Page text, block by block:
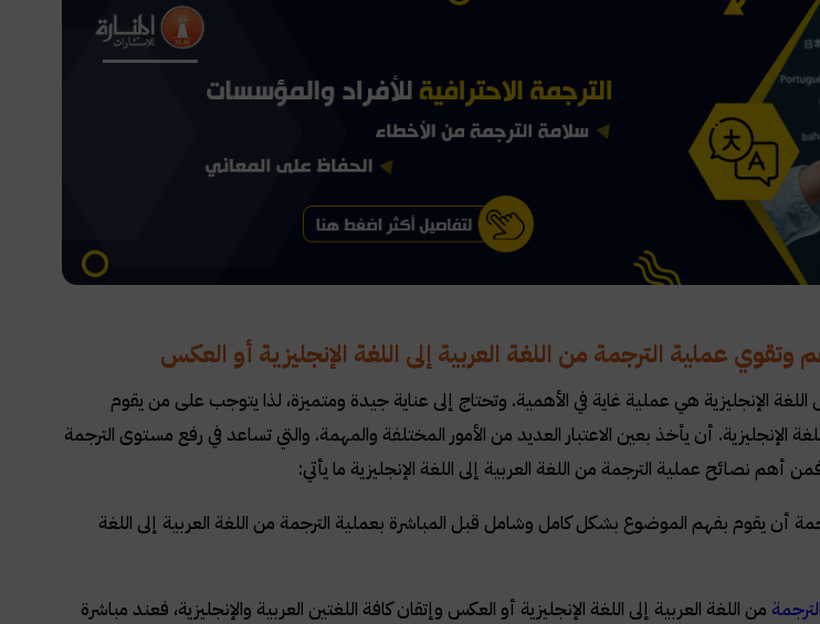
وتقوي عملية الترجمة من اللغة العربية إلى اللغة الإنجليزية أو العكس
اللغة الإنجليزية هي عملية غاية في الأهمية. وتحتاج إلى عناية جيدة ومتميزة، لذا يتوجب على من يقوم
الإنجليزية. أن يأخذ بعين الاعتبار العديد من الأمور المختلفة والمهمة. والتي تساعد في رفع مستوى الترجمة
أهم نصائح عملية الترجمة من اللغة العربية إلى اللغة الإنجليزية ما يأتي:
أن يقوم بفهم الموضوع بشكل كامل وشامل قبل المباشرة بعملية الترجمة من اللغة العربية إلى اللغة
الترجمة من اللغة العربية إلى اللغة الإنجليزية أو العكس وإتقان كافة اللغتين العربية والإنجليزية، فعند مباشرة